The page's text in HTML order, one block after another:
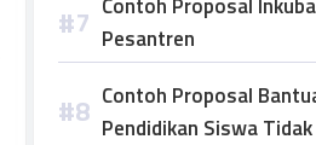
Pesantren
Contoh Proposal
Pendidikan Siswa